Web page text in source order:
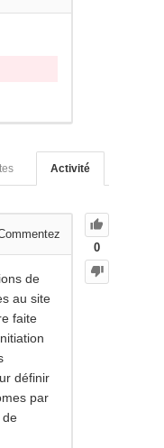
Activité
0
de
au site
faite
définir
par
de